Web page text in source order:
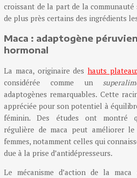
croissant de la part de la communauté
de plus près certains des ingrédients
Maca : adaptogène
hormonal
La maca, originaire deshauts
considérée comme un
adaptogènes remarquables. Cette
appréciée pour son potentiel à
féminin. Des études ont montré
régulière de maca peut améliorer
femmes, notamment celles qui
due à la prise d’antidépresseurs.
Le mécanisme d’action de la maca